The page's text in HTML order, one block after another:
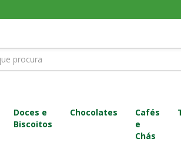
Doces e
Biscoitos
Chocolates
Cafés
e
Chás